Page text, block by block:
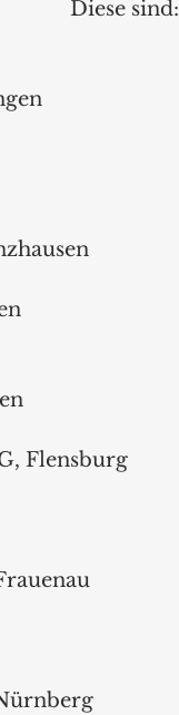
Diese sind:
Flensburg